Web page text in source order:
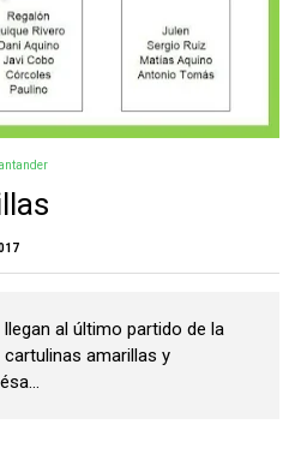
al último partido de la
amarillas y